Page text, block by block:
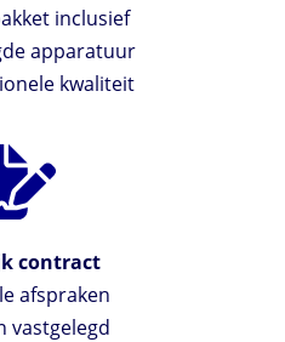
inclusief
apparatuur
kwaliteit
contract
afspraken
vastgelegd